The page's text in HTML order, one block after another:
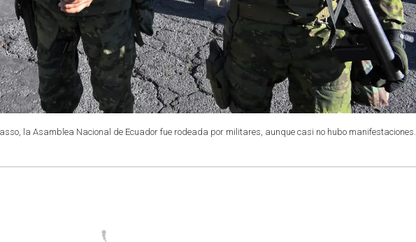
la Asamblea Nacional de Ecuador fue rodeada por militares, aunque casi no hubo manifestaciones.